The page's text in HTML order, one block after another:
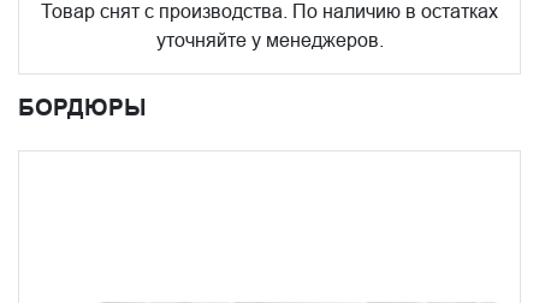
Товар снят с производства. По наличию в остатках
уточняйте у менеджеров.
БОРДЮРЫ